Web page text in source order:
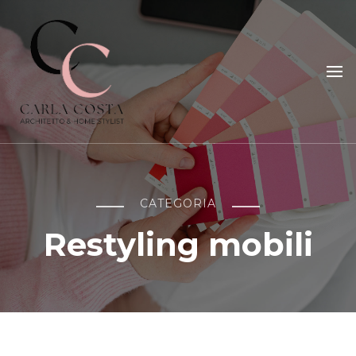
Carla Costa
Home Styling, Interior Relooking, Consulenze e Corsi
CATEGORIA
Restyling mobili